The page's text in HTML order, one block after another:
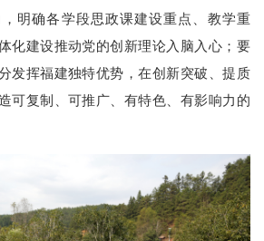
明确各学段思政课建设重点、教学重
化建设推动党的创新理论入脑入心；要
发挥福建独特优势，在创新突破、提质
可复制、可推广、有特色、有影响力的